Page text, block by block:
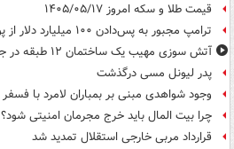
قیمت طلا و سکه امروز ۱۴۰۵/۰۵/۱۷
ترامپ مجبور به پس‌دادن ۱۰۰ میلیارد دلار از پول تعرفه‌ها شد
آتش سوزی مهیب یک ساختمان ۱۲ طبقه در جاکارتا
پدر لیونل مسی درگذشت
وجود شواهدی مبنی بر بمباران لامرد با فسفر
چرا بیت المال باید خرج مجرمان امنیتی شود؟
قرارداد مربی خارجی استقلال تمدید شد